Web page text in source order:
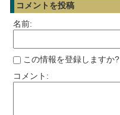
コメントを投稿
名前:
この情報を登録しますか?
コメント: